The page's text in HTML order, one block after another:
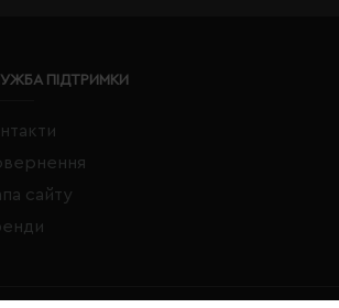
ПІДТРИМКИ
сайту